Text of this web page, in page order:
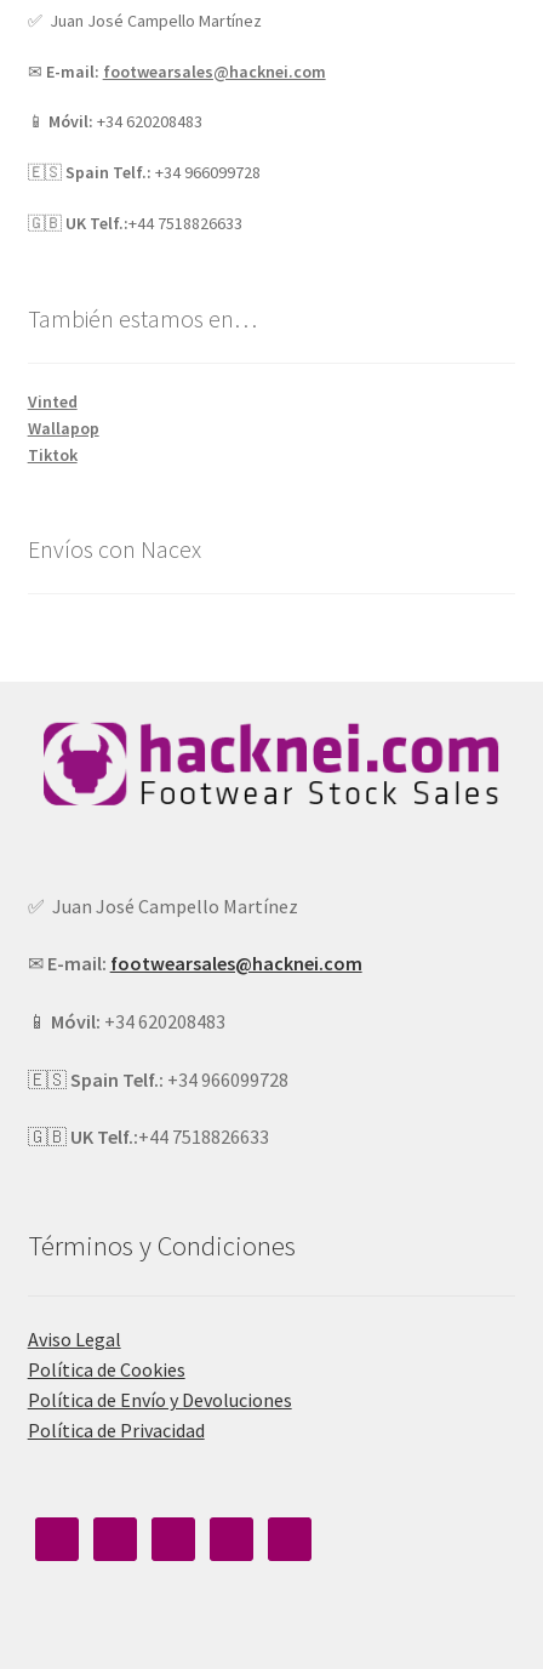
✅ Juan José Campello Martínez
✉ E-mail: footwearsales@hacknei.com
📱 Móvil: +34 620208483
🇪🇸 Spain Telf.: +34 966099728
🇬🇧 UK Telf.:+44 7518826633
También estamos en…
Vinted
Wallapop
Tiktok
Envíos con Nacex
✅ Juan José Campello Martínez
✉ E-mail: footwearsales@hacknei.com
📱 Móvil: +34 620208483
🇪🇸Spain Telf.: +34 966099728
🇬🇧 UK Telf.:+44 7518826633
Términos y Condiciones
Aviso Legal
Política de Cookies
Política de Envío y Devoluciones
Política de Privacidad